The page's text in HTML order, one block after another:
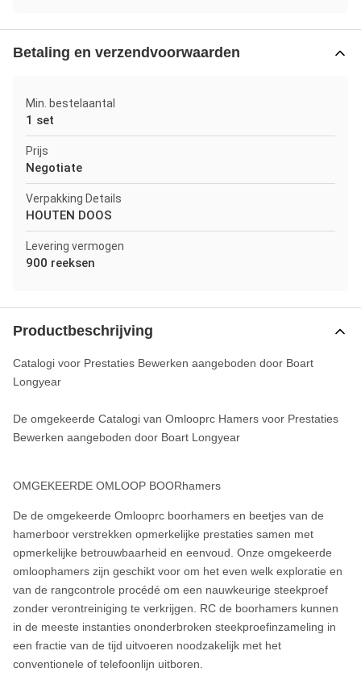
Betaling en verzendvoorwaarden
Min. bestelaantal
1 set
Prijs
Negotiate
Verpakking Details
HOUTEN DOOS
Levering vermogen
900 reeksen
Productbeschrijving
Catalogi voor Prestaties Bewerken aangeboden door Boart
Longyear
De omgekeerde Catalogi van Omlooprc Hamers voor Prestaties
Bewerken aangeboden door Boart Longyear
OMGEKEERDE OMLOOP BOORhamers
De de omgekeerde Omlooprc boorhamers en beetjes van de
hamerboor verstrekken opmerkelijke prestaties samen met
opmerkelijke betrouwbaarheid en eenvoud. Onze omgekeerde
omloophamers zijn geschikt voor om het even welk exploratie en
van de rangcontrole procédé om een nauwkeurige steekproef
zonder verontreiniging te verkrijgen. RC de boorhamers kunnen
in de meeste instanties ononderbroken steekproefinzameling in
een fractie van de tijd uitvoeren noodzakelijk met het
conventionele of telefoonlijn uitboren.